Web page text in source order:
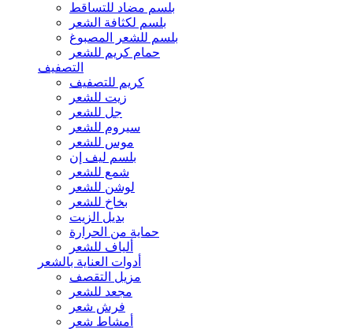
بلسم مضاد للتساقط
بلسم لكثافة الشعر
بلسم للشعر المصبوغ
حمام كريم للشعر
التصفيف
كريم للتصفيف
زيت للشعر
جل للشعر
سيروم للشعر
موس للشعر
بلسم ليف إن
شمع للشعر
لوشن للشعر
بخاخ للشعر
بديل الزيت
حماية من الحرارة
ألياف للشعر
أدوات العناية بالشعر
مزيل التقصف
مجعد للشعر
فرش شعر
أمشاط شعر